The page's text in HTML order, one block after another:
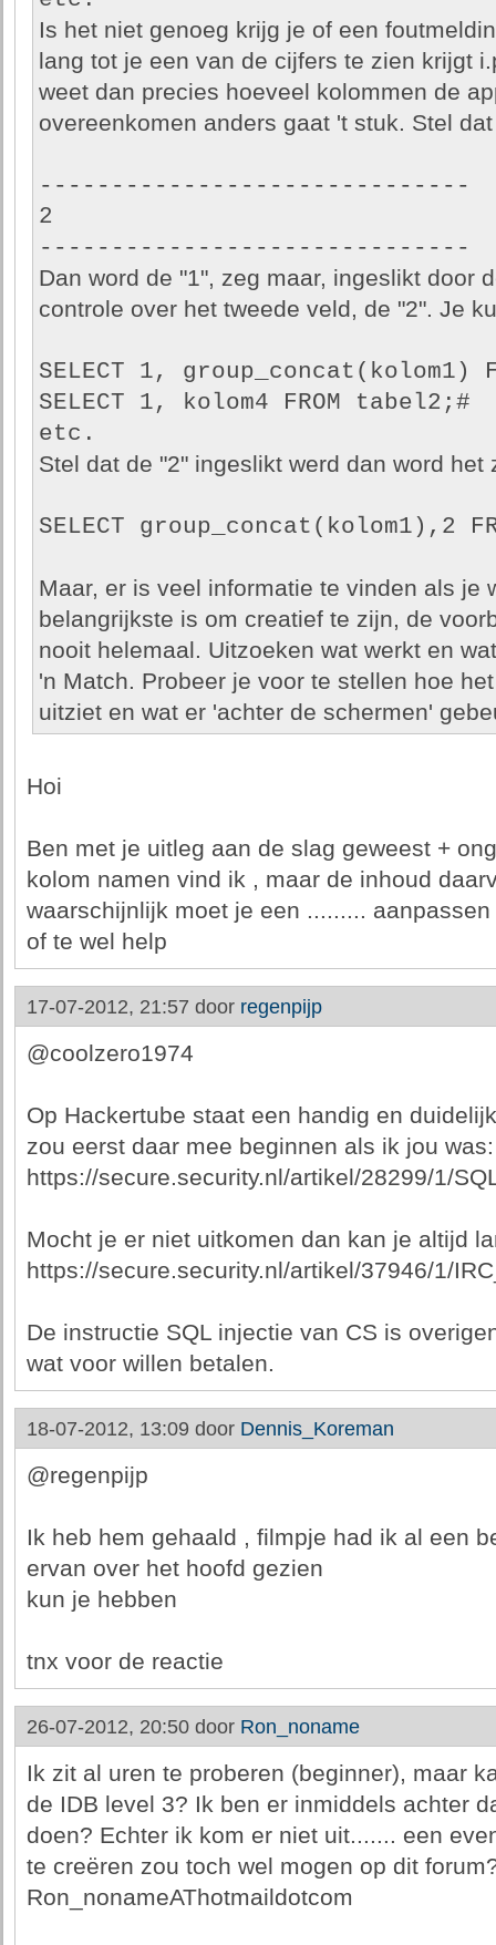
Is het niet genoeg krijg je of een
lang tot je een van de cijfers te zien krijgt
weet dan precies hoeveel kolommen de
overeenkomen anders gaat 't stuk. Stel
------------------------------
2
------------------------------
Dan word de "1", zeg maar, ingeslikt door
controle over het tweede veld, de "2". Je
SELECT 1, group_concat(kolom1)
SELECT 1, kolom4 FROM tabel2;#
etc.
Stel dat de "2" ingeslikt werd dan word het
SELECT group_concat(kolom1),2
Maar, er is veel informatie te vinden als je
belangrijkste is om creatief te zijn, de
nooit helemaal. Uitzoeken wat werkt en
'n Match. Probeer je voor te stellen hoe
uitziet en wat er 'achter de schermen'
Hoi
Ben met je uitleg aan de slag geweest +
kolom namen vind ik , maar de inhoud
waarschijnlijk moet je een .........
of te wel help
17-07-2012, 21:57 door regenpijp
@coolzero1974
Op Hackertube staat een handig en
zou eerst daar mee beginnen als ik jou was:
https://secure.security.nl/artikel/28299/1/
Mocht je er niet uitkomen dan kan je altijd
https://secure.security.nl/artikel/37946/1/
De instructie SQL injectie van CS is
wat voor willen betalen.
18-07-2012, 13:09 door Dennis_Koreman
@regenpijp
Ik heb hem gehaald , filmpje had ik al een
ervan over het hoofd gezien
kun je hebben
tnx voor de reactie
26-07-2012, 20:50 door Ron_noname
Ik zit al uren te proberen (beginner), maar
de IDB level 3? Ik ben er inmiddels achter
doen? Echter ik kom er niet uit....... een
te creëren zou toch wel mogen op dit
Ron_nonameAThotmaildotcom